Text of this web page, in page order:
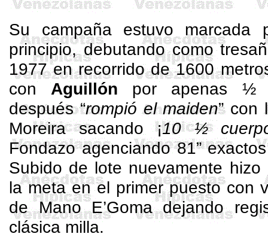
Su campaña estuvo
principio, debutando como
1977 en recorrido de 1600
conAguillón por apenas ½
después “rompió elmaiden” con
Moreira sacando ¡10 ½
Fondazo agenciando 81”
Subido de lote nuevamente
la meta en el primer puesto con
de ManoE’Gomadejando
clásica milla.